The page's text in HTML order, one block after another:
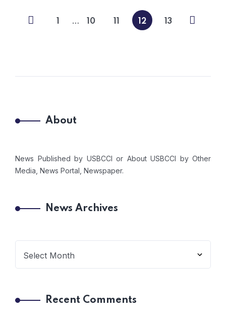
… 10 12 13
About
News Published by USBCCI or About USBCCI by Other
Media, News Portal, Newspaper.
News Archives
Recent Comments